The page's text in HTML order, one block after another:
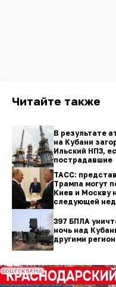
Читайте также
В результате
на Кубани
Ильский НПЗ,
пострадавшие
ТАСС:
Трампа могут
Киев и Москву
следующей
397 БПЛА
ночь над
другими
СОЦРЕКЛАМА